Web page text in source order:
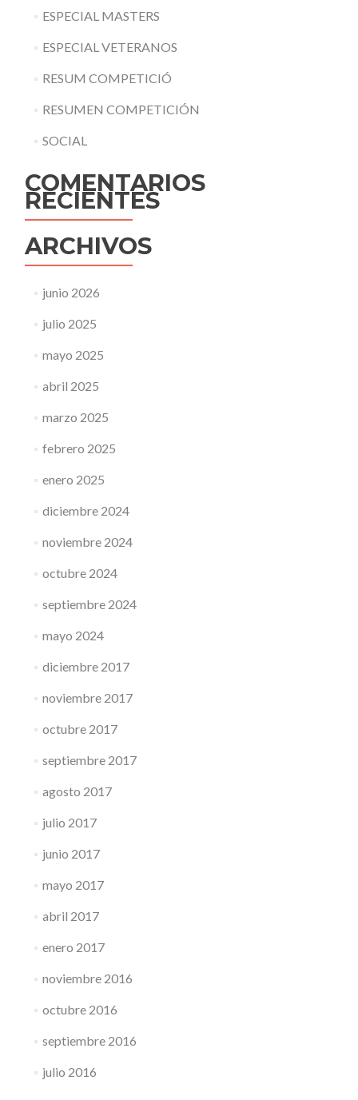
ESPECIAL MASTERS
ESPECIAL VETERANOS
RESUM COMPETICIÓ
RESUMEN COMPETICIÓN
SOCIAL
COMENTARIOS
RECIENTES
ARCHIVOS
junio 2026
julio 2025
mayo 2025
abril 2025
marzo 2025
febrero 2025
enero 2025
diciembre 2024
noviembre 2024
octubre 2024
septiembre 2024
mayo 2024
diciembre 2017
noviembre 2017
octubre 2017
septiembre 2017
agosto 2017
julio 2017
junio 2017
mayo 2017
abril 2017
enero 2017
noviembre 2016
octubre 2016
septiembre 2016
julio 2016